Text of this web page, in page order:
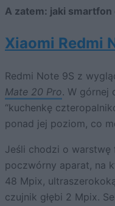
A zatem: jaki smartfon
Xiaomi Redmi
Redmi Note 9S z
Mate 20 Pro. W górnej
“kuchenkę
ponad jej poziom, co
Jeśli chodzi o
poczwórny aparat, na
48 Mpix,
czujnik głębi 2 Mpix.